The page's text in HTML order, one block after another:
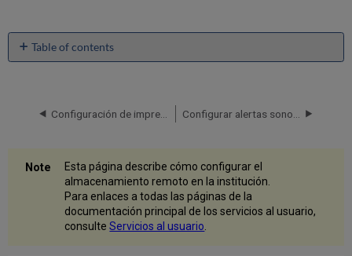
Table of contents
de
Editar
detalles
Esta página describe cómo configurar el
almacenamiento remoto en la institución.
Para enlaces a todas las páginas de la
documentación principal de los servicios al usuario,
consulteServicios al usuario.